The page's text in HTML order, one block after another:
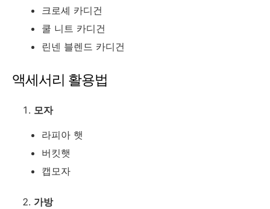
크로셰 카디건
쿨 니트 카디건
린넨 블렌드 카디건
액세서리 활용법
모자
라피아 햇
버킷햇
캡모자
가방